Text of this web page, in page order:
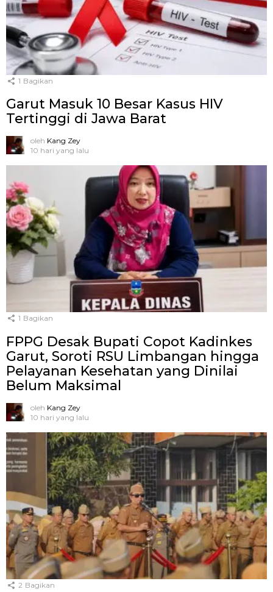
1 Bagikan
Garut Masuk 10 Besar Kasus HIV
Tertinggi di Jawa Barat
oleh Kang Zey
10 hari yang lalu
1 Bagikan
FPPG Desak Bupati Copot Kadinkes
Garut, Soroti RSU Limbangan hingga
Pelayanan Kesehatan yang Dinilai
Belum Maksimal
oleh Kang Zey
10 hari yang lalu
2 Bagikan